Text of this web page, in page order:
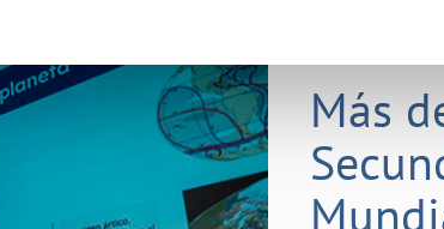
obras
VER TODAS LAS GESTIONES
y afectaciones
e impresos
Más